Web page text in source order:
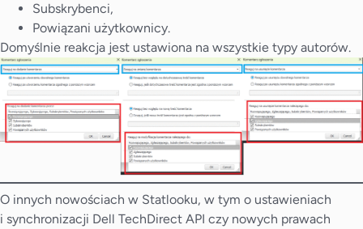
Subskrybenci,
Powiązani użytkownicy.
Domyślnie reakcja jest ustawiona na wszystkie typy autorów.
O innych nowościach w Statlooku, w tym o ustawieniach
i synchronizacji Dell TechDirect API czy nowych prawach